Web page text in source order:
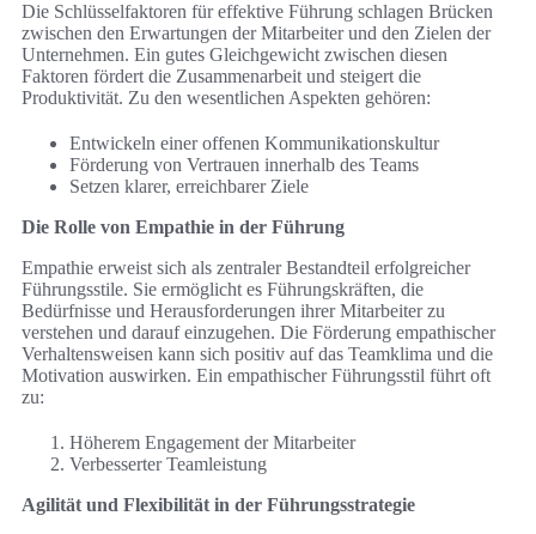
Die Schlüsselfaktoren für effektive Führung schlagen Brücken
zwischen den Erwartungen der Mitarbeiter und den Zielen der
Unternehmen. Ein gutes Gleichgewicht zwischen diesen
Faktoren fördert die Zusammenarbeit und steigert die
Produktivität. Zu den wesentlichen Aspekten gehören:
Entwickeln einer offenen Kommunikationskultur
Förderung von Vertrauen innerhalb des Teams
Setzen klarer, erreichbarer Ziele
Die Rolle von Empathie in der Führung
Empathie erweist sich als zentraler Bestandteil erfolgreicher
Führungsstile. Sie ermöglicht es Führungskräften, die
Bedürfnisse und Herausforderungen ihrer Mitarbeiter zu
verstehen und darauf einzugehen. Die Förderung empathischer
Verhaltensweisen kann sich positiv auf das Teamklima und die
Motivation auswirken. Ein empathischer Führungsstil führt oft
zu:
Höherem Engagement der Mitarbeiter
Verbesserter Teamleistung
Agilität und Flexibilität in der Führungsstrategie